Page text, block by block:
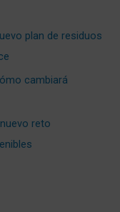
plan de residuos
cambiará
reto